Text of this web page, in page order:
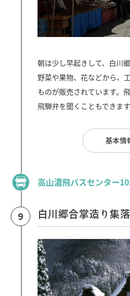
朝は少し早起きして、白川
野菜や果物、花などから、
ものが販売されています。
飛騨弁を聞くこともできます
基本情
高山濃飛バスセンター
9 白川郷合掌造り集落